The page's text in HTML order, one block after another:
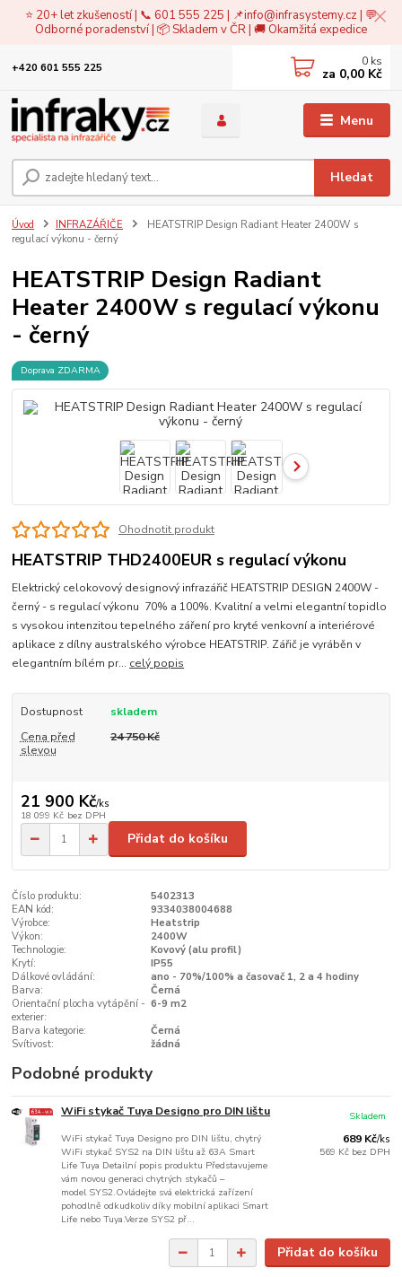
⭐ 20+ let zkušeností | 📞 601 555 225 | 📌info@infrasystemy.cz| 💬
Odborné poradenství | 📦 Skladem v ČR | 🚚 Okamžitá expedice
Menu
Hledat
+420 601 555 225 0 ks
za 0,00 Kč
Úvod INFRAZÁŘIČE
HEATSTRIP Design Radiant Heater 2400W s
regulací výkonu - černý
HEATSTRIP Design Radiant
Heater 2400W s regulací výkonu
- černý
Doprava ZDARMA
Ohodnotit produkt
HEATSTRIP THD2400EUR s regulací výkonu
Elektrický celokovový designový infrazářič HEATSTRIP DESIGN 2400W -
černý - s regulací výkonu 70% a 100%. Kvalitní a velmi elegantní topidlo
s vysokou intenzitou tepelného záření pro kryté venkovní a interiérové
aplikace z dílny australského výrobce HEATSTRIP. Zářič je vyráběn v
elegantním bílém pr... celý popis
Dostupnost
skladem
Cena před
slevou
24 750 Kč
21 900 Kč/ks
18 099 Kč bez DPH
Přidat do košíku
Číslo produktu:
5402313
EAN kód:
9334038004688
Výrobce:
Heatstrip
Výkon:
2400W
Technologie:
Kovový (alu profil)
Krytí:
IP55
Dálkové ovládání:
ano - 70%/100% a časovač 1, 2 a 4 hodiny
Barva:
Černá
Orientační plocha vytápění -
exterier:
6-9 m2
Barva kategorie:
Černá
Svítivost:
žádná
Podobné produkty
WiFi stykač Tuya Designo pro DIN lištu
WiFi stykač Tuya Designo pro DIN lištu, chytrý
WiFi stykač SYS2 na DIN lištu až 63A Smart
Life Tuya Detailní popis produktu Představujeme
vám novou generaci chytrých stykačů –
model SYS2.Ovládejte svá elektrická zařízení
pohodlně odkudkoliv díky mobilní aplikaci Smart
Life nebo Tuya.Verze SYS2 př...
689 Kč/ks
569 Kč bez DPH
Skladem
Přidat do košíku